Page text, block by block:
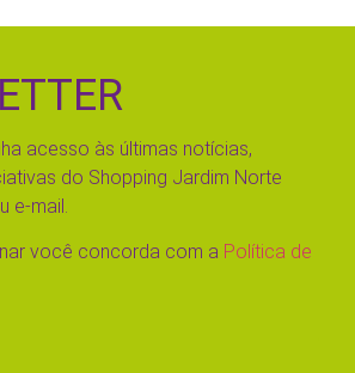
acesso às últimas notícias,
do Shopping Jardim Norte
e-mail.
você concorda com a Política de